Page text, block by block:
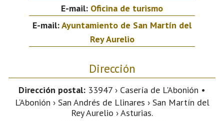
E-mail: Oficina de turismo
E-mail:Ayuntamiento de San Martín del
Rey Aurelio
Dirección
Dirección postal: 33947 › Casería de L'Abonión •
L‘Abonión › San Andrés de Llinares › San Martín del
Rey Aurelio › Asturias.